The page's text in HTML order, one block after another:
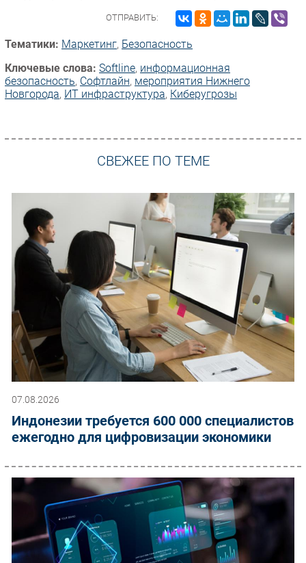
ОТПРАВИТЬ:
Тематики: Маркетинг, Безопасность
Ключевые слова: Softline, информационная
безопасность, Софтлайн, мероприятия Нижнего
Новгорода, ИТ инфраструктура, Киберугрозы
СВЕЖЕЕ ПО ТЕМЕ
07.08.2026
Индонезии требуется 600 000 специалистов
ежегодно для цифровизации экономики